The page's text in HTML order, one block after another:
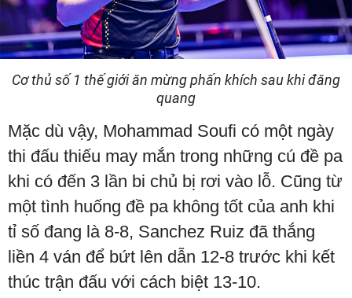
Cơ thủ số 1 thế giới ăn mừng phấn khích sau khi đăng
quang
Mặc dù vậy, Mohammad Soufi có một ngày
thi đấu thiếu may mắn trong những cú đề pa
khi có đến 3 lần bi chủ bị rơi vào lỗ. Cũng từ
một tình huống đề pa không tốt của anh khi
tỉ số đang là 8-8, Sanchez Ruiz đã thắng
liền 4 ván để bứt lên dẫn 12-8 trước khi kết
thúc trận đấu với cách biệt 13-10.